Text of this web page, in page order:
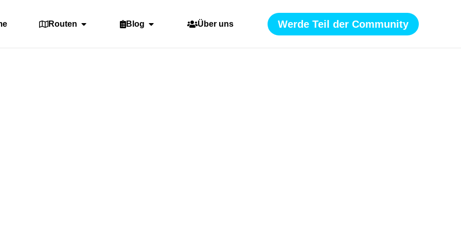
Routen Blog Über uns Werde Teil der Community